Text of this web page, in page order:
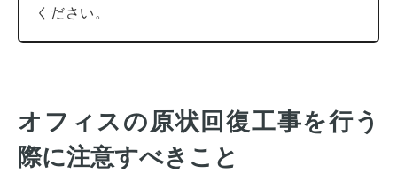
ください。
オフィスの原状回復工事を行う
際に注意すべきこと